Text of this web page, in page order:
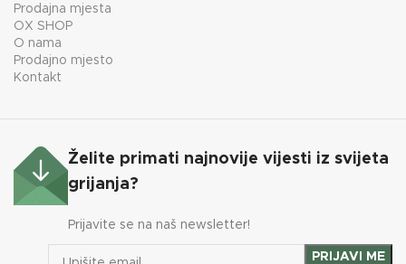
Prodajna mjesta
OX SHOP
O nama
Prodajno mjesto
Kontakt
Želite primati najnovije vijesti iz svijeta
grijanja?
Prijavite se na naš newsletter!